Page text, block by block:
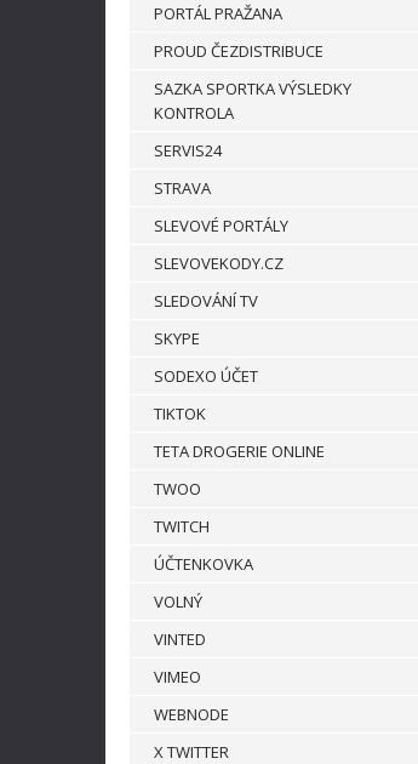
PORTÁL PRAŽANA
PROUD ČEZDISTRIBUCE
SAZKA SPORTKA VÝSLEDKY
KONTROLA
SERVIS24
STRAVA
SLEVOVÉ PORTÁLY
SLEVOVEKODY.CZ
SLEDOVÁNÍ TV
SKYPE
SODEXO ÚČET
TIKTOK
TETA DROGERIE ONLINE
TWOO
TWITCH
ÚČTENKOVKA
VOLNÝ
VINTED
VIMEO
WEBNODE
X TWITTER